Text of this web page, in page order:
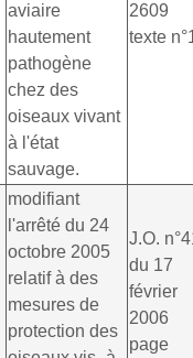
aviaire
hautement
pathogène
chez des
oiseaux vivant
à l'état
sauvage.
2609
texte
modifiant
l'arrêté du 24
octobre 2005
relatif à des
mesures de
protection des
J.O.
du 17
février
2006
page